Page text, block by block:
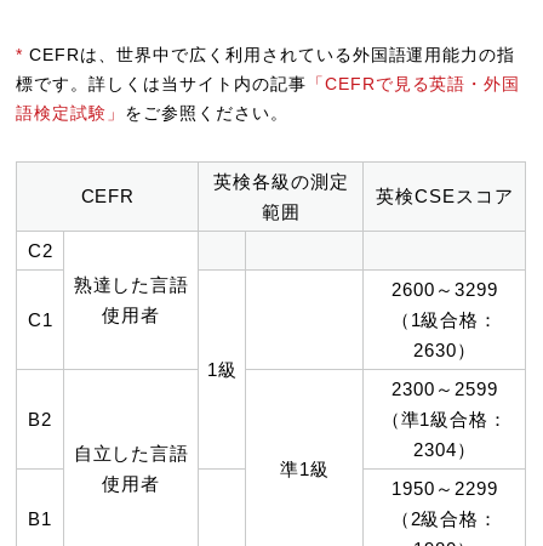
* CEFRは、世界中で広く利用されている外国語運用能力の指
標です。詳しくは当サイト内の記事 「CEFRで見る英語・外国
語検定試験」 をご参照ください。
CEFR
英検各級の測定
範囲
英検CSEスコア
C2
熟達した言語
使用者
C1
1級
2600～3299
（1級合格：
2630）
B2
自立した言語
使用者
準1級
2300～2599
（準1級合格：
2304）
B1
1950～2299
（2級合格：